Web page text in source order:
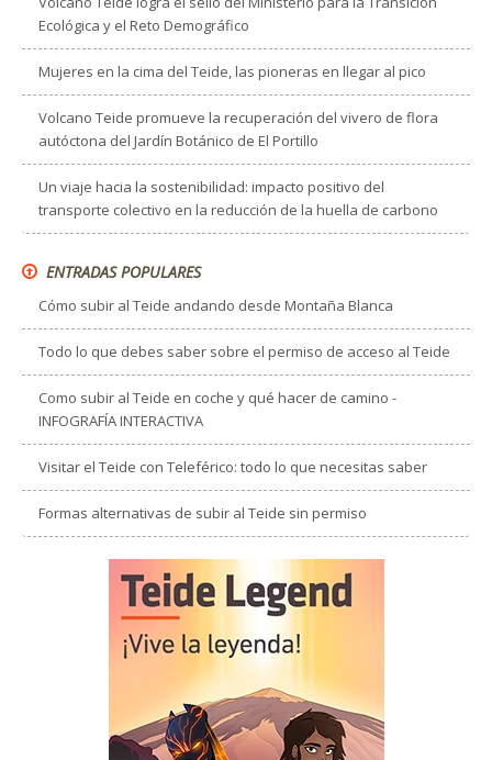
Ecológica y el Reto Demográfico
Mujeres en la cima del Teide, las pioneras en llegar al pico
Volcano Teide promueve la recuperación del vivero de flora
autóctona del Jardín Botánico de El Portillo
Un viaje hacia la sostenibilidad: impacto positivo del
transporte colectivo en la reducción de la huella de carbono
ENTRADAS POPULARES
Cómo subir al Teide andando desde Montaña Blanca
Todo lo que debes saber sobre el permiso de acceso al Teide
Como subir al Teide en coche y qué hacer de camino -
INFOGRAFÍA INTERACTIVA
Visitar el Teide con Teleférico: todo lo que necesitas saber
Formas alternativas de subir al Teide sin permiso